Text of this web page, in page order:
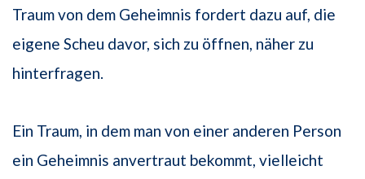
Traum von dem Geheimnis fordert dazu auf, die
eigene Scheu davor, sich zu öffnen, näher zu
hinterfragen.
Ein Traum, in dem man von einer anderen Person
ein Geheimnis anvertraut bekommt, vielleicht